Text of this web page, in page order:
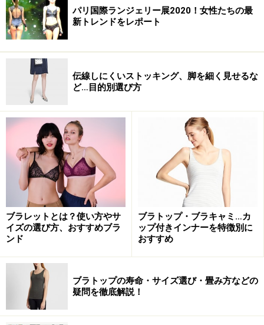
パリ国際ランジェリー展2020！女性たちの最
新トレンドをレポート
伝線しにくいストッキング、脚を細く見せるな
ど…目的別選び方
ブラレットとは？使い方やサ
イズの選び方、おすすめブラ
ンド
ブラトップ・ブラキャミ…カ
ップ付きインナーを特徴別に
おすすめ
ブラトップの寿命・サイズ選び・畳み方などの
疑問を徹底解説！